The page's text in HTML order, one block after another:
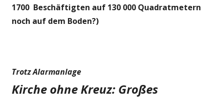
1700 Beschäftigten auf 130 000 Quadratmetern
noch auf dem Boden?)
Trotz Alarmanlage
Kirche ohne Kreuz: Großes